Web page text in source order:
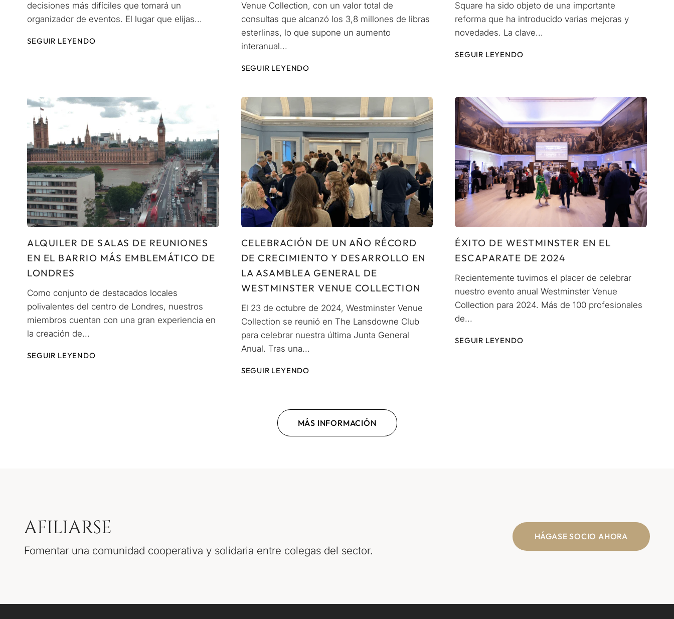
decisiones más difíciles que tomará un
organizador de eventos. El lugar que elijas...
SEGUIR LEYENDO
Venue Collection, con un valor total de
consultas que alcanzó los 3,8 millones de libras
esterlinas, lo que supone un aumento
interanual...
SEGUIR LEYENDO
Square ha sido objeto de una importante
reforma que ha introducido varias mejoras y
novedades. La clave...
SEGUIR LEYENDO
ALQUILER DE SALAS DE REUNIONES
EN EL BARRIO MÁS EMBLEMÁTICO DE
LONDRES
Como conjunto de destacados locales
polivalentes del centro de Londres, nuestros
miembros cuentan con una gran experiencia en
la creación de...
SEGUIR LEYENDO
CELEBRACIÓN DE UN AÑO RÉCORD
DE CRECIMIENTO Y DESARROLLO EN
LA ASAMBLEA GENERAL DE
WESTMINSTER VENUE COLLECTION
El 23 de octubre de 2024, Westminster Venue
Collection se reunió en The Lansdowne Club
para celebrar nuestra última Junta General
Anual. Tras una...
SEGUIR LEYENDO
ÉXITO DE WESTMINSTER EN EL
ESCAPARATE DE 2024
Recientemente tuvimos el placer de celebrar
nuestro evento anual Westminster Venue
Collection para 2024. Más de 100 profesionales
de...
SEGUIR LEYENDO
MÁS INFORMACIÓN
AFILIARSE
Fomentar una comunidad cooperativa y solidaria entre colegas del sector.
HÁGASE SOCIO AHORA